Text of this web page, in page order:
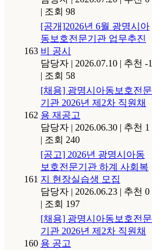
| 조회 98
163
[공개]2026년 6월 광명시아
동보호전문기관 업무추진
비 공시
담당자 | 2026.07.10 | 추천 -1
| 조회 58
162
[채용] 광명시아동보호전문
기관 2026년 제2차 직원채
용 재공고
담당자 | 2026.06.30 | 추천 1
| 조회 240
161
[공고] 2026년 광명시아동
보호전문기관 하계 사회복
지 현장실습생 모집
담당자 | 2026.06.23 | 추천 0
| 조회 197
160
[채용] 광명시아동보호전문
기관 2026년 제2차 직원채
용 공고